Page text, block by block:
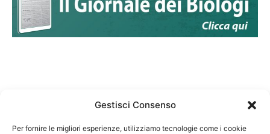
Gestisci Consenso
Per fornire le migliori esperienze, utilizziamo tecnologie come i cookie